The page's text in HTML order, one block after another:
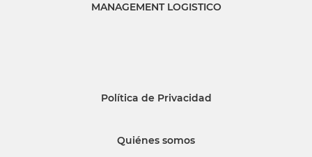
MANAGEMENT LOGISTICO
Política de Privacidad
Quiénes somos